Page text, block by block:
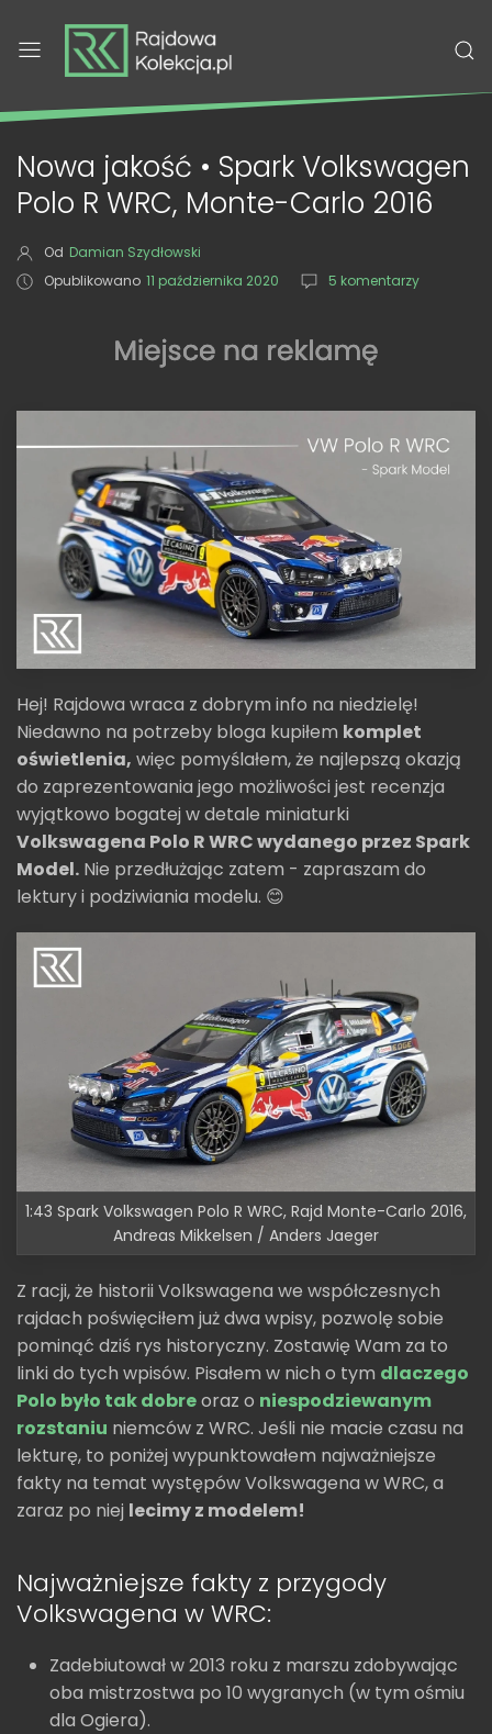
Nowa jakość • Spark Volkswagen
Polo R WRC, Monte-Carlo 2016
Od Damian Szydłowski
Opublikowano 11 października 2020 5 komentarzy
Hej! Rajdowa wraca z dobrym info na niedzielę!
Niedawno na potrzeby bloga kupiłem komplet
oświetlenia, więc pomyślałem, że najlepszą okazją
do zaprezentowania jego możliwości jest recenzja
wyjątkowo bogatej w detale miniaturki
Volkswagena Polo R WRC wydanego przez Spark
Model. Nie przedłużając zatem - zapraszam do
lektury i podziwiania modelu. 😊
1:43 Spark Volkswagen Polo R WRC, Rajd Monte-Carlo 2016,
Andreas Mikkelsen / Anders Jaeger
Z racji, że historii Volkswagena we współczesnych
rajdach poświęciłem już dwa wpisy, pozwolę sobie
pominąć dziś rys historyczny. Zostawię Wam za to
linki do tych wpisów. Pisałem w nich o tym dlaczego
Polo było tak dobreoraz o niespodziewanym
rozstaniu niemców z WRC. Jeśli nie macie czasu na
lekturę, to poniżej wypunktowałem najważniejsze
fakty na temat występów Volkswagena w WRC, a
zaraz po niej lecimy z modelem!
Najważniejsze fakty z przygody
Volkswagena w WRC:
Zadebiutował w 2013 roku z marszu zdobywając
oba mistrzostwa po 10 wygranych (w tym ośmiu
dla Ogiera).